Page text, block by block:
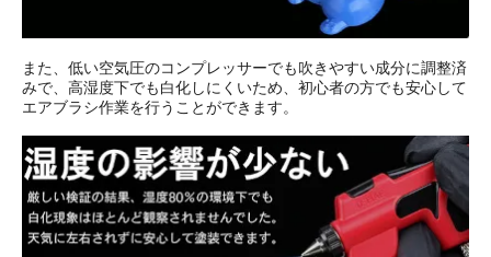
また、低い空気圧のコンプレッサーでも吹きやすい成分に調整済
みで、高湿度下でも白化しにくいため、初心者の方でも安心して
エアブラシ作業を行うことができます。